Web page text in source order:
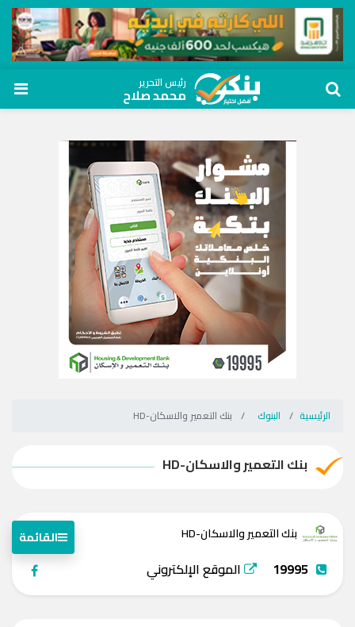
رئيس التحرير
محمد صلاح
الرئيسية البنوك بنك التعمير والاسكان-HD
بنك التعمير والاسكان-HD
بنك التعمير والاسكان-HD القائمة
19995 الموقع الإلكتروني